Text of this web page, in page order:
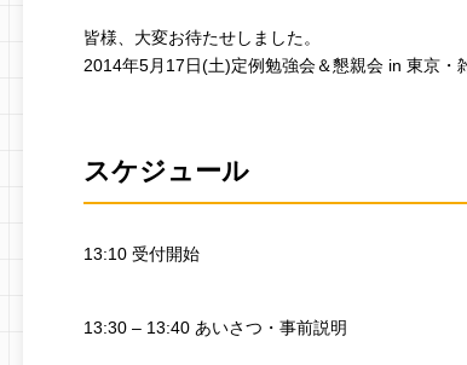
皆様、大変お待たせしました。
2014年5月17日(土)定例勉強会＆懇親会 in 東京・
スケジュール
13:10 受付開始
13:30 – 13:40 あいさつ・事前説明